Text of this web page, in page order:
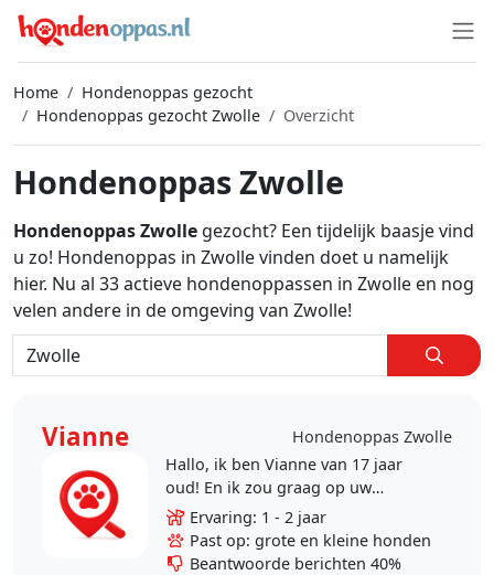
Home
Hondenoppas gezocht
Hondenoppas gezocht Zwolle
Overzicht
Hondenoppas Zwolle
Hondenoppas Zwolle gezocht? Een tijdelijk baasje vind
u zo! Hondenoppas in Zwolle vinden doet u namelijk
hier. Nu al 33 actieve hondenoppassen in Zwolle en nog
velen andere in de omgeving van Zwolle!
Vianne
Hondenoppas Zwolle
Hallo, ik ben Vianne van 17 jaar
oud! En ik zou graag op uw
hond(en) willen passen. Ik heb al
vaak genoeg op de hond van een
vriendin moeten passen..
Ervaring: 1 - 2 jaar
Past op: grote en kleine honden
Beantwoorde berichten 40%